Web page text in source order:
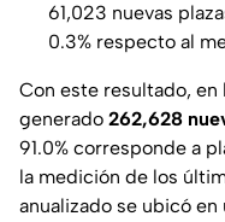
61,023 nuevas
0.3% respecto al
Con este resultado, en
generado 262,628
91.0% corresponde a
la medición de los
anualizado se ubicó en